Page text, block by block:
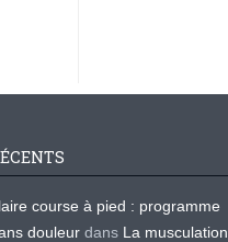
course à pied : programme
douleur dans La musculation